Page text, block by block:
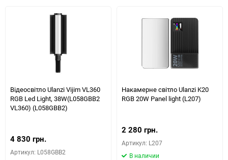
Відеосвітло Ulanzi Vijim VL360
RGB Led Light, 38W(L058GBB2
VL360) (L058GBB2)
4 830 грн.
Артикул: L058GBB2
Накамерне світло Ulanzi K20
RGB 20W Panel light (L207)
2 280 грн.
Артикул: L207
В наличии